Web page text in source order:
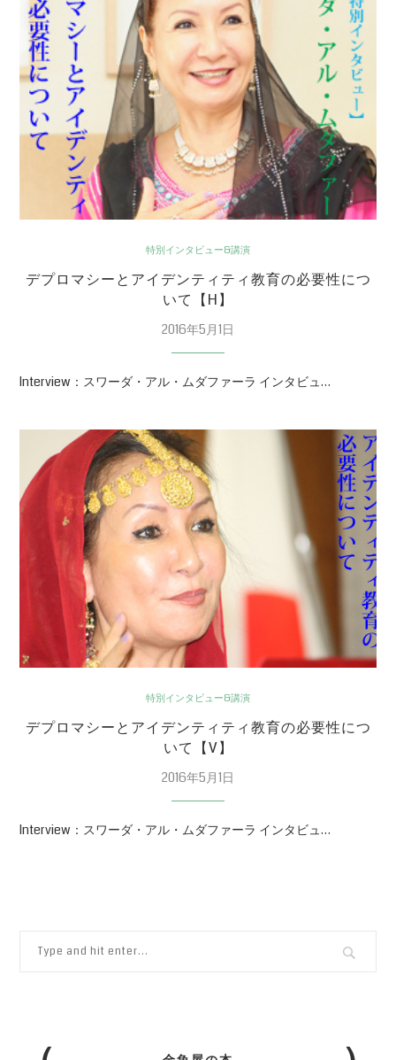
特別インタビュー&講演
デプロマシーとアイデンティティ教育の必要性につ
いて【H】
2016年5月1日
Interview：スワーダ・アル・ムダファーラ インタビュ…
特別インタビュー&講演
デプロマシーとアイデンティティ教育の必要性につ
いて【V】
2016年5月1日
Interview：スワーダ・アル・ムダファーラ インタビュ…